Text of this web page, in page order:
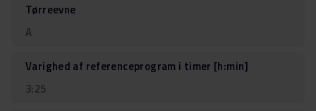
Tørreevne
A
Varighed af referenceprogram i timer [h:min]
3:25